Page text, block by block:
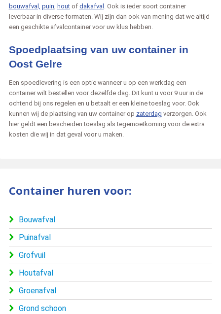
bouwafval, puin, houtof dakafval . Ook is ieder soort container
leverbaar in diverse formaten. Wij zijn dan ook van mening dat we altijd
een geschikte afvalcontainer voor uw klus hebben.
Spoedplaatsing van uw container in
Oost Gelre
Een spoedlevering is een optie wanneer u op een werkdag een
container wilt bestellen voor dezelfde dag. Dit kunt u voor 9 uur in de
ochtend bij ons regelen en u betaalt er een kleine toeslag voor. Ook
kunnen wij de plaatsing van uw container op zaterdag verzorgen. Ook
hier geldt een bescheiden toeslag als tegemoetkoming voor de extra
kosten die wij in dat geval voor u maken.
Container huren voor:
Bouwafval
Puinafval
Grofvuil
Houtafval
Groenafval
Grond schoon